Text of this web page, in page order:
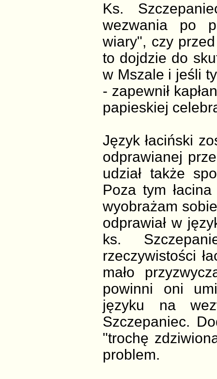
Ks.
wezwania po
wiary", czy
to dojdzie do
w Mszale i jeśli
- zapewnił
papieskiej
Język łaciński
odprawianej
udział także
Poza tym
wyobrażam
odprawiał w
ks.
rzeczywistości
mało
powinni oni
języku na
Szczepaniec.
"trochę
problem.